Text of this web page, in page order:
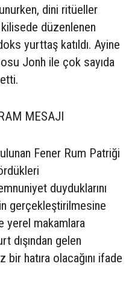
dini ritüeller
düzenlenen
yurttaş katıldı. Ayine
Jonh ile çok sayıda
MESAJI
Fener Rum Patriği
duyduklarını
gerçekleştirilmesine
yerel makamlara
dışından gelen
bir hatıra olacağını ifade